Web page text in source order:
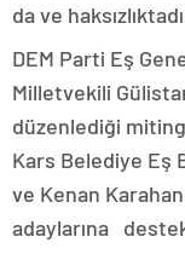
da ve
DEM Parti Eş
Milletvekili
düzenlediği
Kars Belediye Eş
ve Kenan
adaylarına